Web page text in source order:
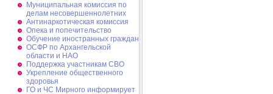
Муниципальная комиссия по
делам несовершеннолетних
Антинаркотическая комиссия
Опека и попечительство
Обучение иностранных граждан
ОСФР по Архангельской
области и НАО
Поддержка участникам СВО
Укрепление общественного
здоровья
ГО и ЧС Мирного информирует